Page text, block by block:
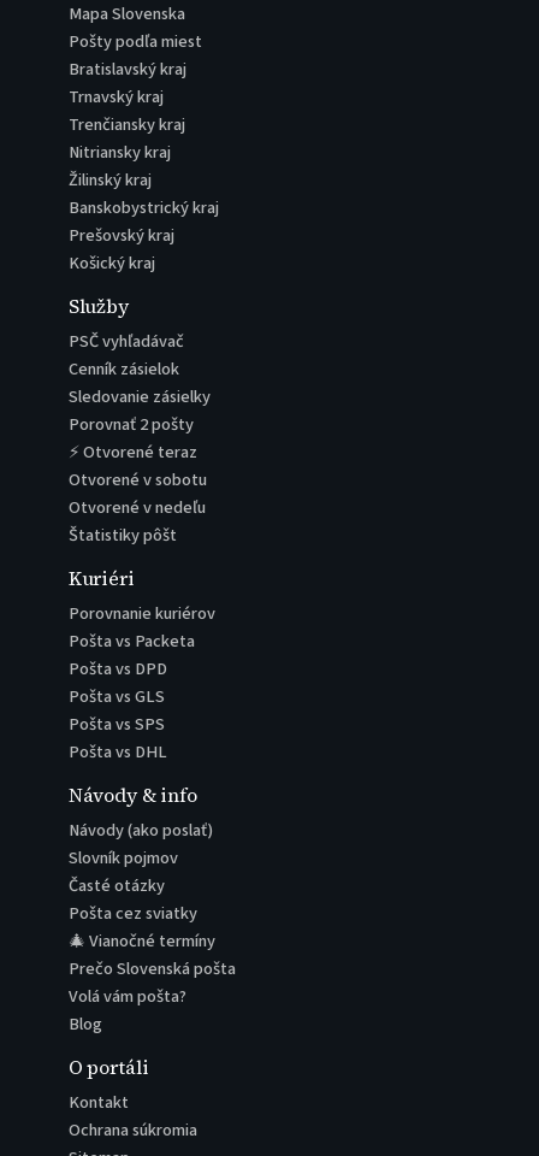
Mapa Slovenska
Pošty podľa miest
Bratislavský kraj
Trnavský kraj
Trenčiansky kraj
Nitriansky kraj
Žilinský kraj
Banskobystrický kraj
Prešovský kraj
Košický kraj
Služby
PSČ vyhľadávač
Cenník zásielok
Sledovanie zásielky
Porovnať 2 pošty
⚡ Otvorené teraz
Otvorené v sobotu
Otvorené v nedeľu
Štatistiky pôšt
Kuriéri
Porovnanie kuriérov
Pošta vs Packeta
Pošta vs DPD
Pošta vs GLS
Pošta vs SPS
Pošta vs DHL
Návody & info
Návody (ako poslať)
Slovník pojmov
Časté otázky
Pošta cez sviatky
🎄 Vianočné termíny
Prečo Slovenská pošta
Volá vám pošta?
Blog
O portáli
Kontakt
Ochrana súkromia